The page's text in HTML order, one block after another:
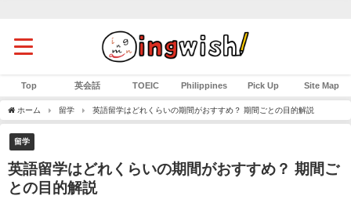
Top 英会話 TOEIC Philippines Pick Up Site Map
ホーム 留学 英語留学はどれくらいの期間がおすすめ？ 期間ごとの目的解説
留学
英語留学はどれくらいの期間がおすすめ？ 期間ご
との目的解説